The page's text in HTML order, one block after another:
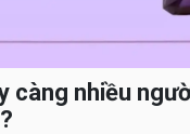
càng nhiều